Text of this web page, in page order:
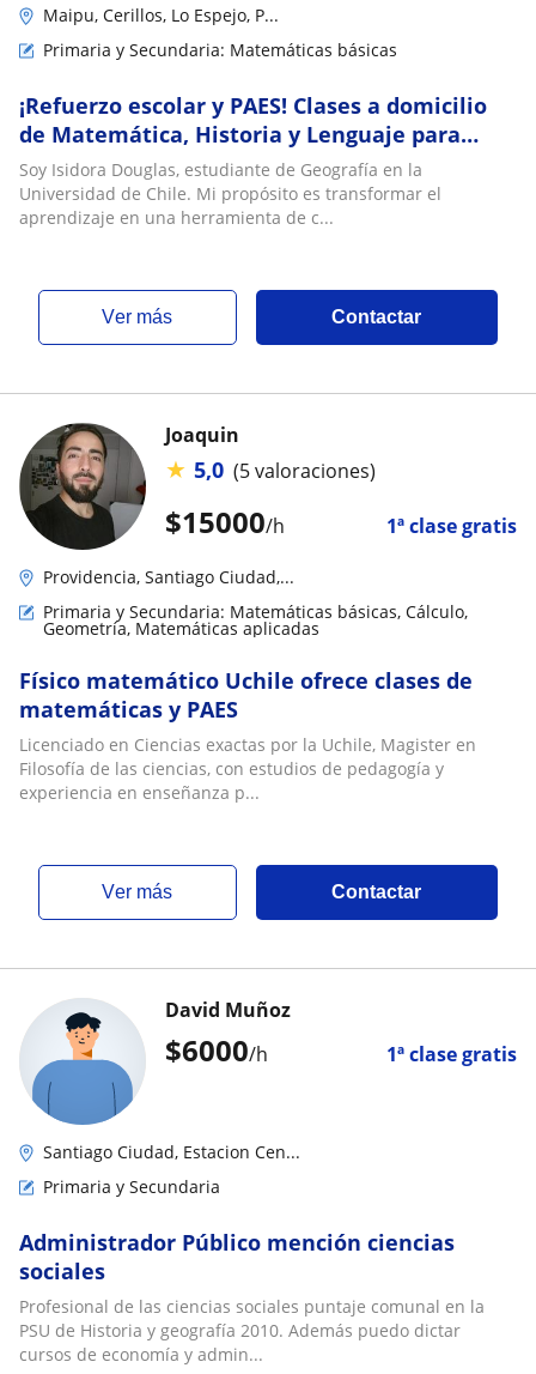
Maipu, Cerillos, Lo Espejo, P...
Primaria y Secundaria: Matemáticas básicas
¡Refuerzo escolar y PAES! Clases a domicilio
de Matemática, Historia y Lenguaje para
básica y media
Soy Isidora Douglas, estudiante de Geografía en la
Universidad de Chile. Mi propósito es transformar el
aprendizaje en una herramienta de c...
ver más Contactar
$15000/h 1ª clase gratis
Joaquin
★ 5,0 (5 valoraciones)
Providencia, Santiago Ciudad,...
Primaria y Secundaria: Matemáticas básicas, Cálculo,
Geometría, Matemáticas aplicadas
Físico matemático Uchile ofrece clases de
matemáticas y PAES
Licenciado en Ciencias exactas por la Uchile, Magister en
Filosofía de las ciencias, con estudios de pedagogía y
experiencia en enseñanza p...
ver más Contactar
$6000/h 1ª clase gratis
David Muñoz
Santiago Ciudad, Estacion Cen...
Primaria y Secundaria
Administrador Público mención ciencias
sociales
Profesional de las ciencias sociales puntaje comunal en la
PSU de Historia y geografía 2010. Además puedo dictar
cursos de economía y admin...